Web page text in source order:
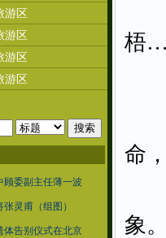
游区
游区
游区
游区
顾委副主任薄一波
灵甫（组图）
体告别仪式在北京
“
梧
“
“
命
老
象